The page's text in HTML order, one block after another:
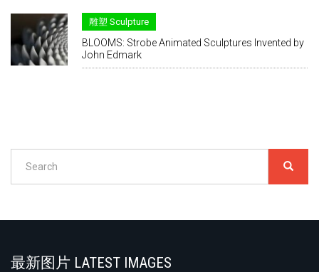
雕塑 Sculpture
BLOOMS: Strobe Animated Sculptures Invented by
John Edmark
最新图片 LATEST IMAGES